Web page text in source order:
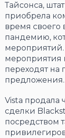
Тайсонса,
приобрела
время
пандемию,
мероприятий.
мероприятия
переходят
предложения.
Vista продала
сделки
посредством